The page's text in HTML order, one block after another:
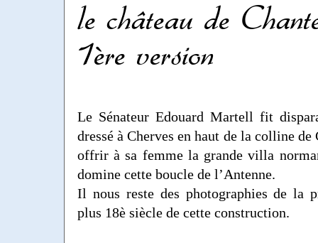
le château de
1ère version
Le Sénateur Edouard Martell fit
dressé à Cherves en haut de la colline de
offrir à sa femme la grande villa
domine cette boucle de l’Antenne.
Il nous reste des photographies de la
plus 18è siècle de cette construction.